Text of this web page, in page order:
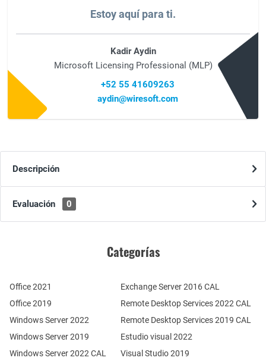
Estoy aquí para ti.
Kadir Aydin
Microsoft Licensing Professional (MLP)
+52 55 41609263
aydin@wiresoft.com
Descripción
Evaluación 0
Categorías
Office 2021
Office 2019
Windows Server 2022
Windows Server 2019
Windows Server 2022 CAL
Remote Desktop Services 2022 CAL
Remote Desktop Services 2019 CAL
Exchange Server 2016 CAL
Estudio visual 2022
Visual Studio 2019